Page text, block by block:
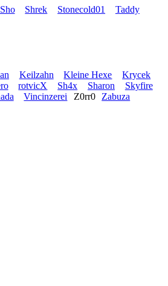
Sho Shrek Stonecold01 Taddy
Keilzahn Kleine Hexe
Krycek
rotvicX Sh4x Sharon
Skyfire
Vincinzerei Z0rr0 Zabuza